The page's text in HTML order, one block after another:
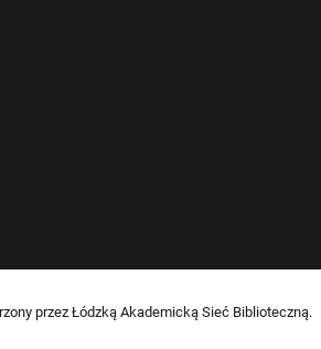
przez Łódzką Akademicką Sieć Biblioteczną.